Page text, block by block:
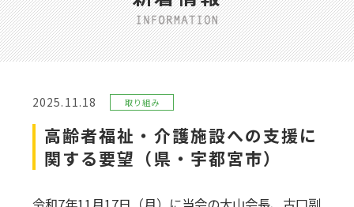
2025.11.18 取り組み
高齢者福祉・介護施設への支援に
関する要望（県・宇都宮市）